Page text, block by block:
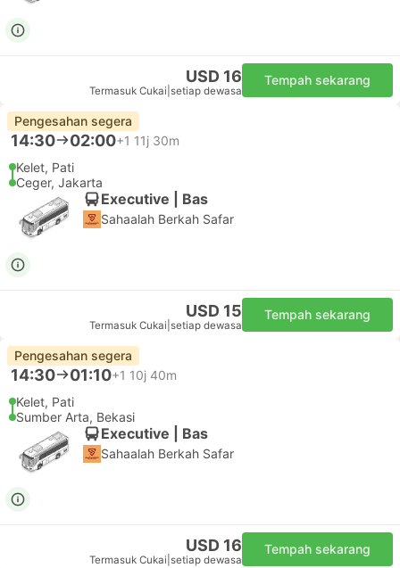
USD 16
Termasuk Cukai setiap dewasa
Tempah sekarang
Pengesahan segera
14:30 02:00+1 11j 30m
Kelet, Pati
Ceger, Jakarta
Executive | Bas
Sahaalah Berkah Safar
USD 15
Termasuk Cukai setiap dewasa
Tempah sekarang
Pengesahan segera
14:30 01:10+1 10j 40m
Kelet, Pati
Sumber Arta, Bekasi
Executive | Bas
Sahaalah Berkah Safar
USD 16
Termasuk Cukai setiap dewasa
Tempah sekarang